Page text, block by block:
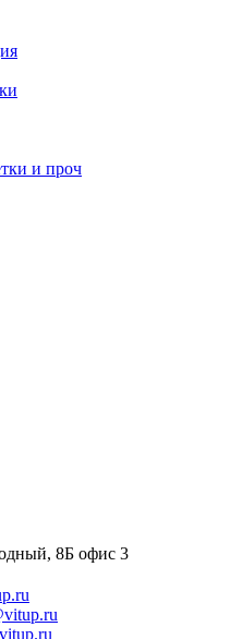
и проч
8Б офис 3